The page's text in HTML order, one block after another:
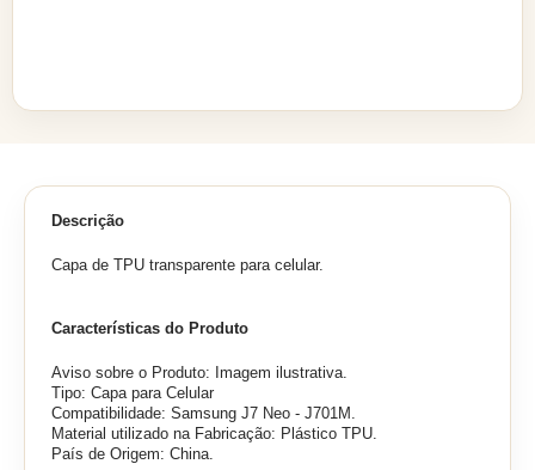
Descrição
Capa de TPU transparente para celular.
Características do Produto
Aviso sobre o Produto: Imagem ilustrativa.
Tipo: Capa para Celular
Compatibilidade: Samsung J7 Neo - J701M.
Material utilizado na Fabricação: Plástico TPU.
País de Origem: China.